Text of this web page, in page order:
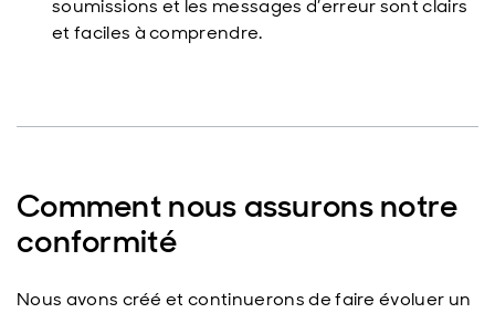
soumissions et les messages d’erreur sont clairs
et faciles à comprendre.
Comment nous assurons notre
conformité
Nous avons créé et continuerons de faire évoluer un